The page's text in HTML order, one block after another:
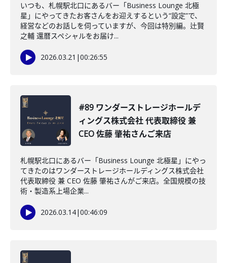
いつも、札幌駅北口にあるバー「Business Lounge 北極
星」にやってきたお客さんをお迎えするという“設定”で、
経営などのお話しを伺っていますが、今回は特別編。辻賢
之輔 還暦スペシャルをお届け...
2026.03.21 |00:26:55
#89 ワンダーストレージホールデ
ィングス株式会社 代表取締役 兼
CEO 佐藤 肇祐さんご来店
札幌駅北口にあるバー「Business Lounge 北極星」にやっ
てきたのはワンダーストレージホールディングス株式会社
代表取締役 兼 CEO 佐藤 肇祐さんがご来店。全国規模の技
術・製造系上場企業...
2026.03.14|00:46:09